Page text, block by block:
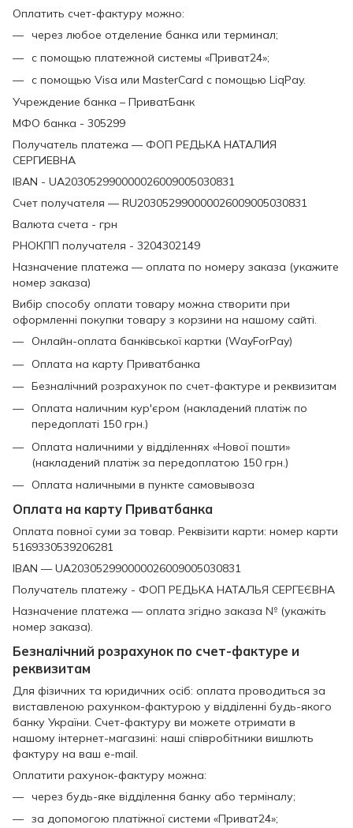
Оплатить счет-фактуру можно:
через любое отделение банка или терминал;
с помощью платежной системы «Приват24»;
с помощью Visa или MasterCard с помощью LiqPay.
Учреждение банка – ПриватБанк
МФО банка - 305299
Получатель платежа — ФОП РЕДЬКА НАТАЛИЯ
СЕРГИЕВНА
IBAN - UA203052990000026009005030831
Счет получателя — RU203052990000026009005030831
Валюта счета - грн
РНОКПП получателя - 3204302149
Назначение платежа — оплата по номеру заказа (укажите
номер заказа)
Вибір способу оплати товару можна створити при
оформленні покупки товару з корзини на нашому сайті.
Онлайн-оплата банківської картки (WayForPay)
Оплата на карту Приватбанка
Безналічний розрахунок по счет-фактуре и реквизитам
Оплата наличним кур'єром (накладений платіж по
передоплаті 150 грн.)
Оплата наличними у відділеннях «Нової пошти»
(накладений платіж за передоплатою 150 грн.)
Оплата наличными в пункте самовывоза
Оплата на карту Приватбанка
Оплата повної суми за товар. Реквізити карти: номер карти
5169330539206281
IBAN — UA203052990000026009005030831
Получатель платежу - ФОП РЕДЬКА НАТАЛЬЯ СЕРГЕЄВНА
Назначение платежа — оплата згідно заказа № (укажіть
номер заказа).
Безналічний розрахунок по счет-фактуре и
реквизитам
Для фізичних та юридичних осіб: оплата проводиться за
виставленою рахунком-фактурою у відділенні будь-якого
банку України. Счет-фактуру ви можете отримати в
нашому інтернет-магазині: наші співробітники вишлють
фактуру на ваш e-mail.
Оплатити рахунок-фактуру можна:
через будь-яке відділення банку або терміналу;
за допомогою платіжної системи «Приват24»;